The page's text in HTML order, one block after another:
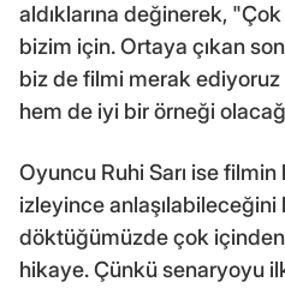
aldıklarına değinerek,
bizim için. Ortaya çıkan
biz de filmi merak ediyoruz
hem de iyi bir örneği
Oyuncu Ruhi Sarı ise
izleyince
döktüğümüzde çok içinden
hikaye. Çünkü senaryoyu